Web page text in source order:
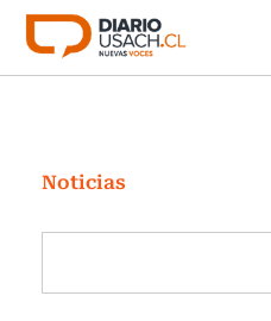
Click acá para ir
Investigación
Cultura
Programas Radio y TV
Noticias